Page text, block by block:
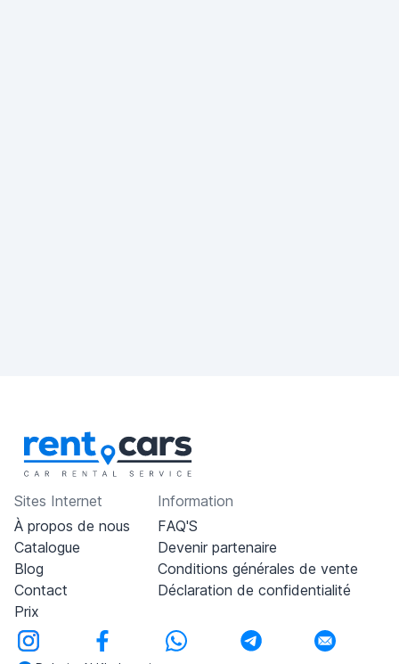
Sites Internet
À propos de nous
Catalogue
Blog
Contact
Prix
Information
FAQ'S
Devenir partenaire
Conditions générales de vente
Déclaration de confidentialité